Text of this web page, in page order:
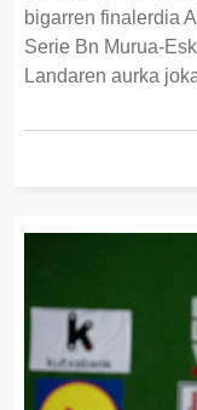
bigarren finalerdia
Serie Bn Murua-
Landaren aurka